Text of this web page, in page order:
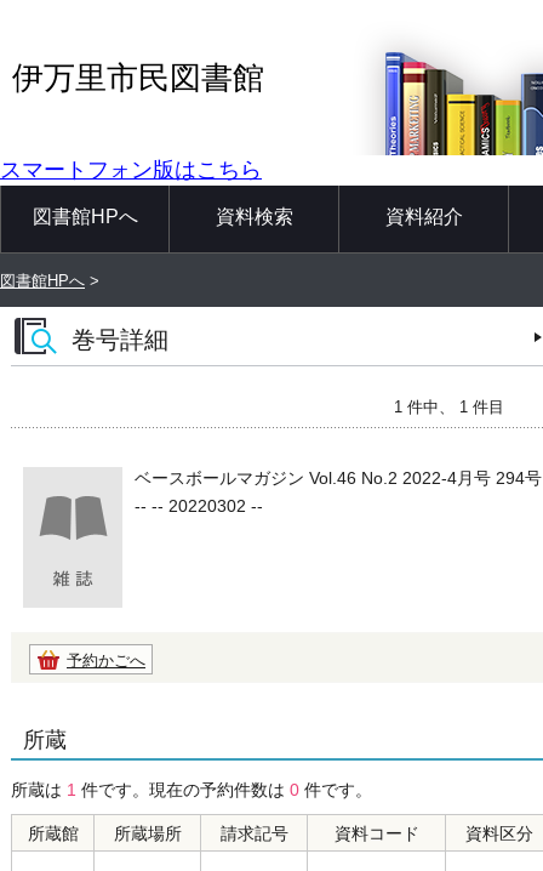
伊万里市民図書館
スマートフォン版はこちら
図書館HPへ 資料検索 資料紹介
図書館HPへ >
巻号詳細
1 件中、 1 件目
ベースボールマガジン Vol.46 No.2 2022-4月号 294号
-- -- 20220302 --
予約かごへ
所蔵
所蔵は 1 件です。現在の予約件数は 0 件です。
所蔵館 所蔵場所 請求記号 資料コード 資料区分